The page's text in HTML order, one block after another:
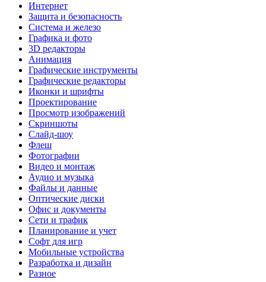
Интернет
Защита и безопасность
Система и железо
Графика и фото
3D редакторы
Анимация
Графические инструменты
Графические редакторы
Иконки и шрифты
Проектирование
Просмотр изображений
Скриншоты
Слайд-шоу
Флеш
Фотографии
Видео и монтаж
Аудио и музыка
Файлы и данные
Оптические диски
Офис и документы
Сети и трафик
Планирование и учет
Софт для игр
Мобильные устройства
Разработка и дизайн
Разное